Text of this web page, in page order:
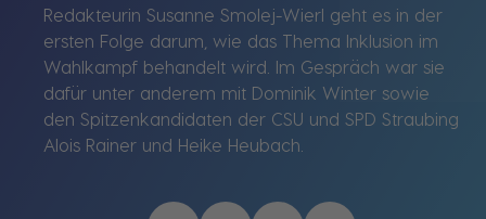
Redakteurin Susanne Smolej-Wierl geht es in der
ersten Folge darum, wie das Thema Inklusion im
Wahlkampf behandelt wird. Im Gespräch war sie
dafür unter anderem mit Dominik Winter sowie
den Spitzenkandidaten der CSU und SPD Straubing
Alois Rainer und Heike Heubach.